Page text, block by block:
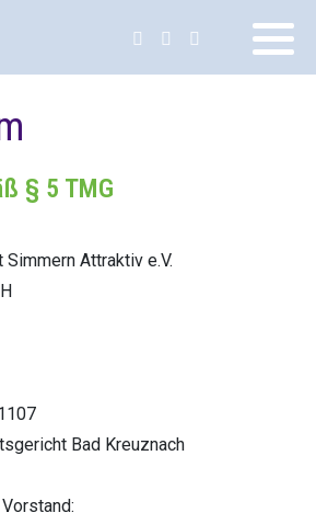
§ 5 TMG
Attraktiv e.V.
Bad Kreuznach